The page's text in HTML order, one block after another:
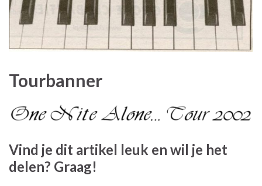
Tourbanner
Vind je dit artikel leuk en wil je het
delen? Graag!